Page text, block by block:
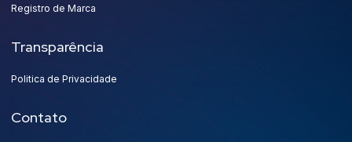
Registro de Marca
Transparência
Politica de Privacidade
Contato